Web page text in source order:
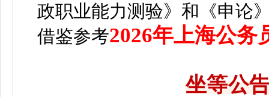
政职业能力测验》和《申论
借鉴参考2026年上海公务
坐等公